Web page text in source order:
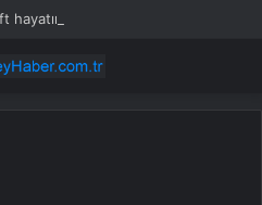
hayatını kaybetti